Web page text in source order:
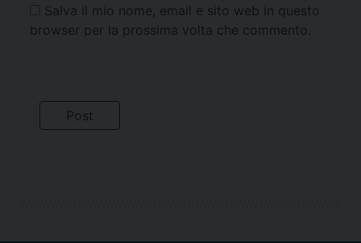
Salva il mio nome, email e sito web in questo
browser per la prossima volta che commento.